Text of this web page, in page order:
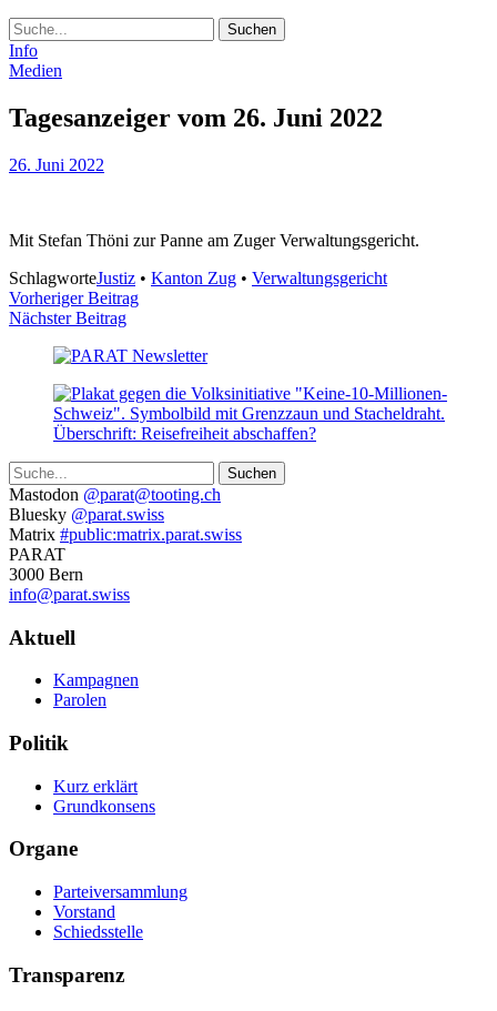
Suche
Info
Medien
Tagesanzeiger vom 26. Juni 2022
26. Juni 2022
Mit Stefan Thöni zur Panne am Zuger Verwaltungsgericht.
SchlagworteJustiz • Kanton Zug • Verwaltungsgericht
Beitragsnavigation
Vorheriger Beitrag
Nächster Beitrag
Suche
Weitere
Informationen
Mastodon @parat@tooting.ch
Bluesky @parat.swiss
Matrix #public:matrix.parat.swiss
PARAT
3000 Bern
info@parat.swiss
Navigation
Aktuell
Kampagnen
Parolen
Politik
Kurz erklärt
Grundkonsens
Organe
Parteiversammlung
Vorstand
Schiedsstelle
Transparenz